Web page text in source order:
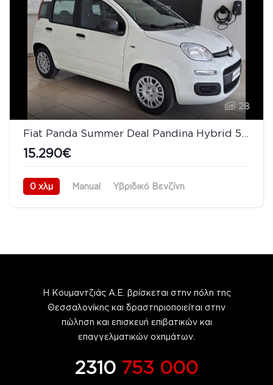
28
Fiat Panda Summer Deal Pandina Hybrid 5 Χρόνια Εγγύηση
15.290€
0 χλμ Manual
Υβριδικό Βενζίνη
Η Κουμαντζιάς Α.Ε. βρίσκεται στην πόλη της
Θεσσαλονίκης και δραστηριοποιείται στην
πώληση και επισκευή επιβατικών και
επαγγελματικών οχημάτων.
2310 753 000